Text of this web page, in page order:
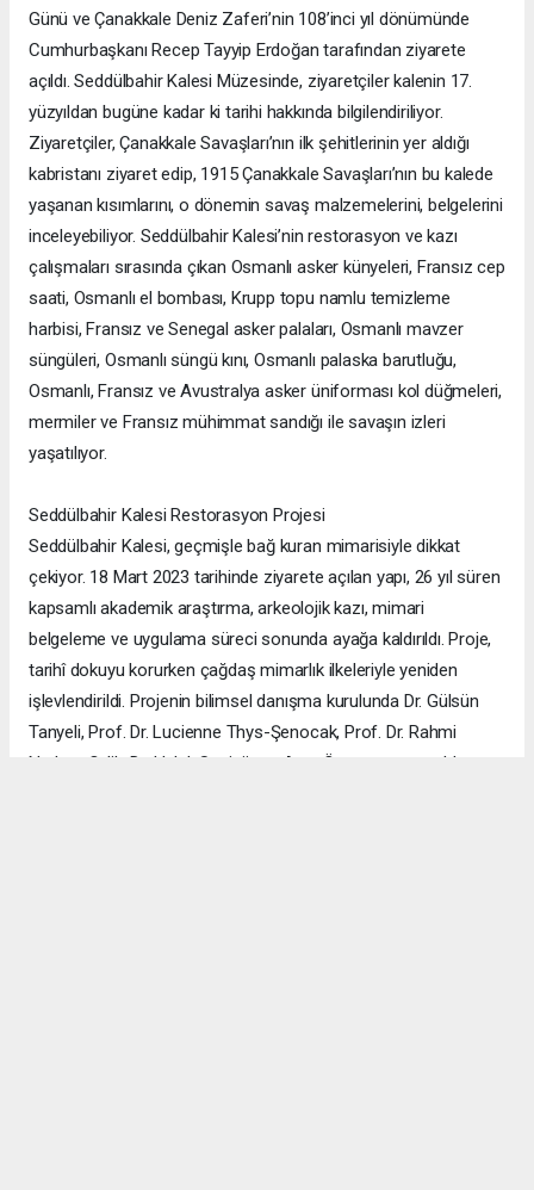
Günü ve Çanakkale Deniz Zaferi’nin 108’inci yıl dönümünde
Cumhurbaşkanı Recep Tayyip Erdoğan tarafından ziyarete
açıldı. Seddülbahir Kalesi Müzesinde, ziyaretçiler kalenin 17.
yüzyıldan bugüne kadar ki tarihi hakkında bilgilendiriliyor.
Ziyaretçiler, Çanakkale Savaşları’nın ilk şehitlerinin yer aldığı
kabristanı ziyaret edip, 1915 Çanakkale Savaşları’nın bu kalede
yaşanan kısımlarını, o dönemin savaş malzemelerini, belgelerini
inceleyebiliyor. Seddülbahir Kalesi’nin restorasyon ve kazı
çalışmaları sırasında çıkan Osmanlı asker künyeleri, Fransız cep
saati, Osmanlı el bombası, Krupp topu namlu temizleme
harbisi, Fransız ve Senegal asker palaları, Osmanlı mavzer
süngüleri, Osmanlı süngü kını, Osmanlı palaska barutluğu,
Osmanlı, Fransız ve Avustralya asker üniforması kol düğmeleri,
mermiler ve Fransız mühimmat sandığı ile savaşın izleri
yaşatılıyor.
Seddülbahir Kalesi Restorasyon Projesi
Seddülbahir Kalesi, geçmişle bağ kuran mimarisiyle dikkat
çekiyor. 18 Mart 2023 tarihinde ziyarete açılan yapı, 26 yıl süren
kapsamlı akademik araştırma, arkeolojik kazı, mimari
belgeleme ve uygulama süreci sonunda ayağa kaldırıldı. Proje,
tarihî dokuyu korurken çağdaş mimarlık ilkeleriyle yeniden
işlevlendirildi. Projenin bilimsel danışma kurulunda Dr. Gülsün
Tanyeli, Prof. Dr. Lucienne Thys-Şenocak, Prof. Dr. Rahmi
Nurhan Çelik, Dr. Haluk Sesigür ve Arzu Özsavaşcı yer aldı.